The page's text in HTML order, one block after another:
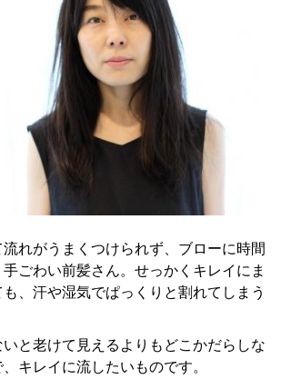
れがうまくつけられず、ブローに時間
ごわい前髪さん。せっかくキレイにま
、汗や湿気でぱっくりと割れてしまう
いと老けて見えるよりもどこかだらしな
キレイに流したいものです。